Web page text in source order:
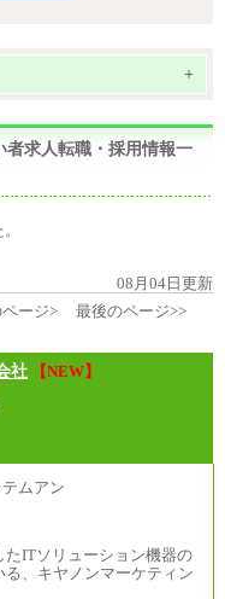
+
者求人転職・採用情報一
08月04日更新
ージ> 最後のページ>>
社
【NEW】
ITソリューション機器の
、キヤノンマーケティン